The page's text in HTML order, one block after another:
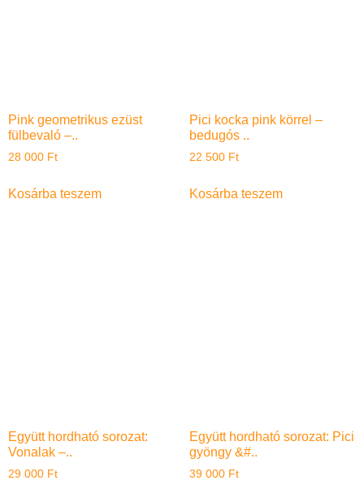
Pink geometrikus ezüst
fülbevaló –..
28 000 Ft
Kosárba teszem
Pici kocka pink körrel –
bedugós ..
22 500 Ft
Kosárba teszem
Együtt hordható sorozat:
Vonalak –..
29 000 Ft
Együtt hordható sorozat: Pici
gyöngy &#..
39 000 Ft